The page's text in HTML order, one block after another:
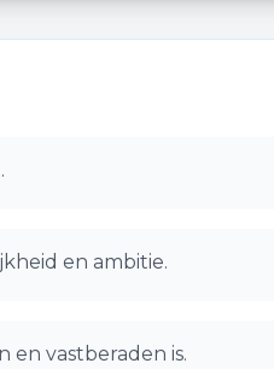
en ambitie.
en vastberaden is.